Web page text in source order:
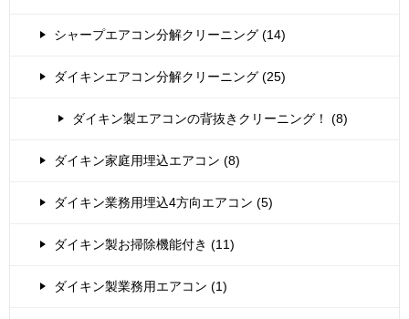
シャープエアコン分解クリーニング (14)
ダイキンエアコン分解クリーニング (25)
ダイキン製エアコンの背抜きクリーニング！ (8)
ダイキン家庭用埋込エアコン (8)
ダイキン業務用埋込4方向エアコン (5)
ダイキン製お掃除機能付き (11)
ダイキン製業務用エアコン (1)